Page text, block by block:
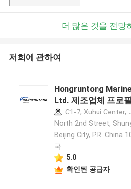
더 많은 것을 전망
저희에 관하여
Hongruntong
Ltd. 제조업체 프로필
C1-7, Xuhui Center,
North 2nd Street,
Beijing City, P.R. China
국
5.0
확인된 공급자